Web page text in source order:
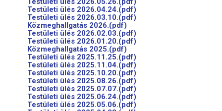
Testületi ülés 2026.04.24.(pdf)
Testületi ülés 2026.03.10.(pdf)
Közmeghallgatás 2026.(pdf)
Testületi ülés 2026.02.03.(pdf)
Testületi ülés 2026.01.20.(pdf)
Közmeghallgatás 2025.(pdf)
Testületi ülés 2025.11.25.(pdf)
Testületi ülés 2025.11.04.(pdf)
Testületi ülés 2025.10.20.(pdf)
Testületi ülés 2025.08.26.(pdf)
Testületi ülés 2025.07.07.(pdf)
Testületi ülés 2025.06.24.(pdf)
Testületi ülés 2025.05.06.(pdf)